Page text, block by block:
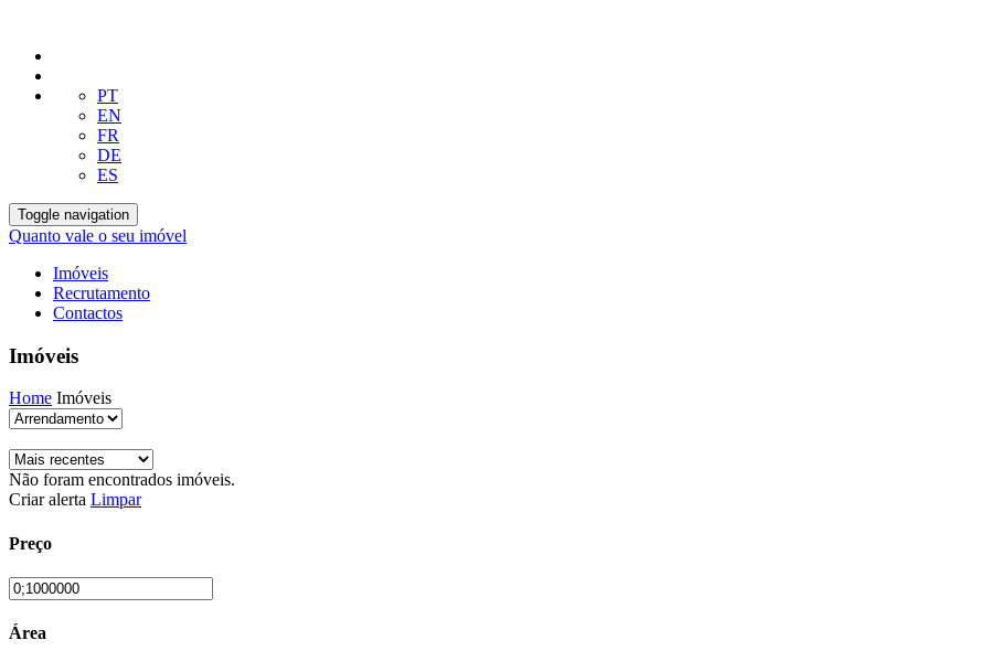
PT
EN
FR
DE
ES
Toggle navigation
Quanto vale o seu imóvel
Imóveis
Recrutamento
Contactos
Imóveis
Home Imóveis
Não foram encontrados imóveis.
Criar alerta Limpar
Preço
Área